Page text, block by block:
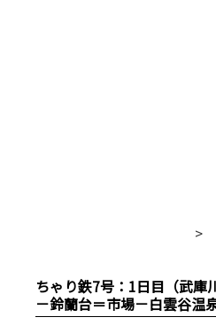
>
ちゃり鉄7号：1日目（武庫
－鈴蘭台＝市場－白雲谷温